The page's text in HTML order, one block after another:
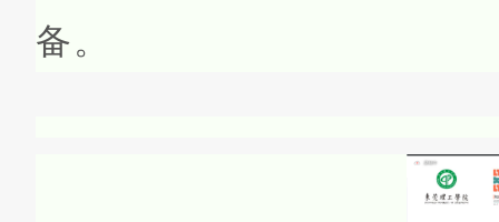
备。